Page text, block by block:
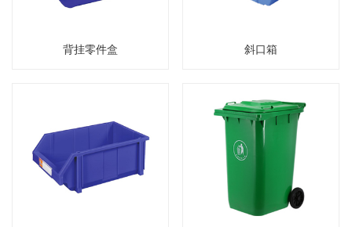
背挂零件盒 斜口箱